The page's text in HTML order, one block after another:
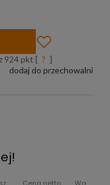
924 pkt [ ? ]
dodaj do przechowalni